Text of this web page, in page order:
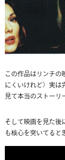
この作品はリンチ
にくいけれど）実
見て本当のストーリ
そして映画を見た
も核心を突いてると